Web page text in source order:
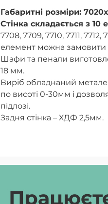
Габаритні розміри:
Стінка складається з 10
7708, 7709, 7710, 7711,
елемент можна замовити
Шафи та пенали
18 мм.
Виріб обладнаний
по висоті 0-30мм і
підлозі.
Задня стінка – ХДФ 2,5мм.
ДСП).
Бук артізан